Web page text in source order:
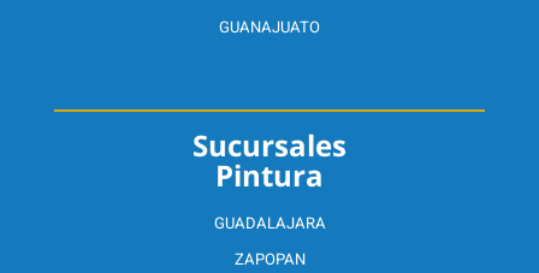
Sucursales
Pintura
GUADALAJARA
ZAPOPAN
GUANAJUATO